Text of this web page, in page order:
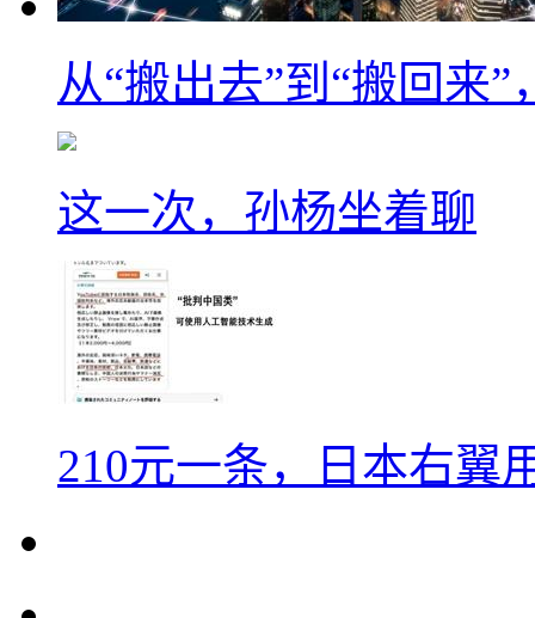
从“搬出去”到“搬回来
这一次，孙杨坐着聊
210元一条，日本右翼